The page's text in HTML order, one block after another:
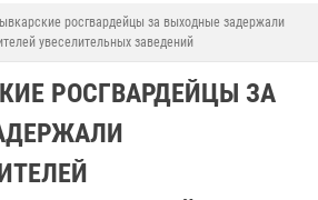
росгвардейцы за выходные задержали
увеселительных заведений
РОСГВАРДЕЙЦЫ ЗА